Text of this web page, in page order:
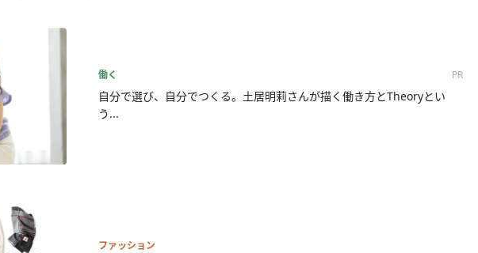
働く PR
自分で選び、自分でつくる。土居明莉さんが描く働き方とTheoryとい
う...
ファッション